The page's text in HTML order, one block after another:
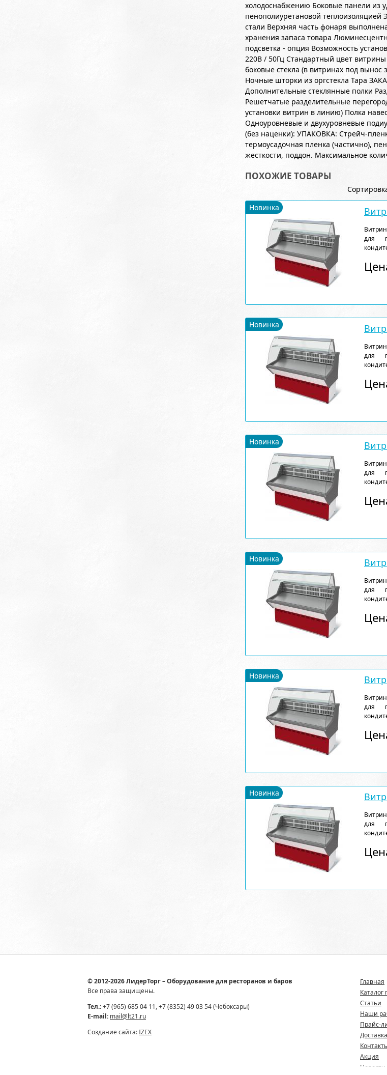
холодоснабжению Боковые панели из
пенополиуретановой
стали Верхняя часть фонаря
хранения запаса товара
подсветка - опция Возможность
220В / 50Гц Стандартный цвет
боковые стекла (в витринах под вынос
Ночные шторки из оргстекла Тара
Дополнительные стеклянные полки
Решетчатые разделительные
установки витрин в линию) Полка
Одноуровневые и двухуровневые
(без наценки): УПАКОВКА: Стрейч-
термоусадочная пленка (частично),
жесткости, поддон. Максимальное
ПОХОЖИЕ ТОВАРЫ
Новинка
для
Новинка
для
Новинка
для
Новинка
для
Новинка
для
Новинка
для
© 2012-2026 ЛидерТорг – Оборудование для ресторанов и баров
Все права защищены.
Тел.:+7 (965) 685 04 11, +7 (8352) 49 03 54 (Чебоксары)
E-mail: mail@lt21.ru
Создание сайта:IZEX
Главная
Каталог
Статьи
Наши
Прайс-
Доставка
Акция
Новости